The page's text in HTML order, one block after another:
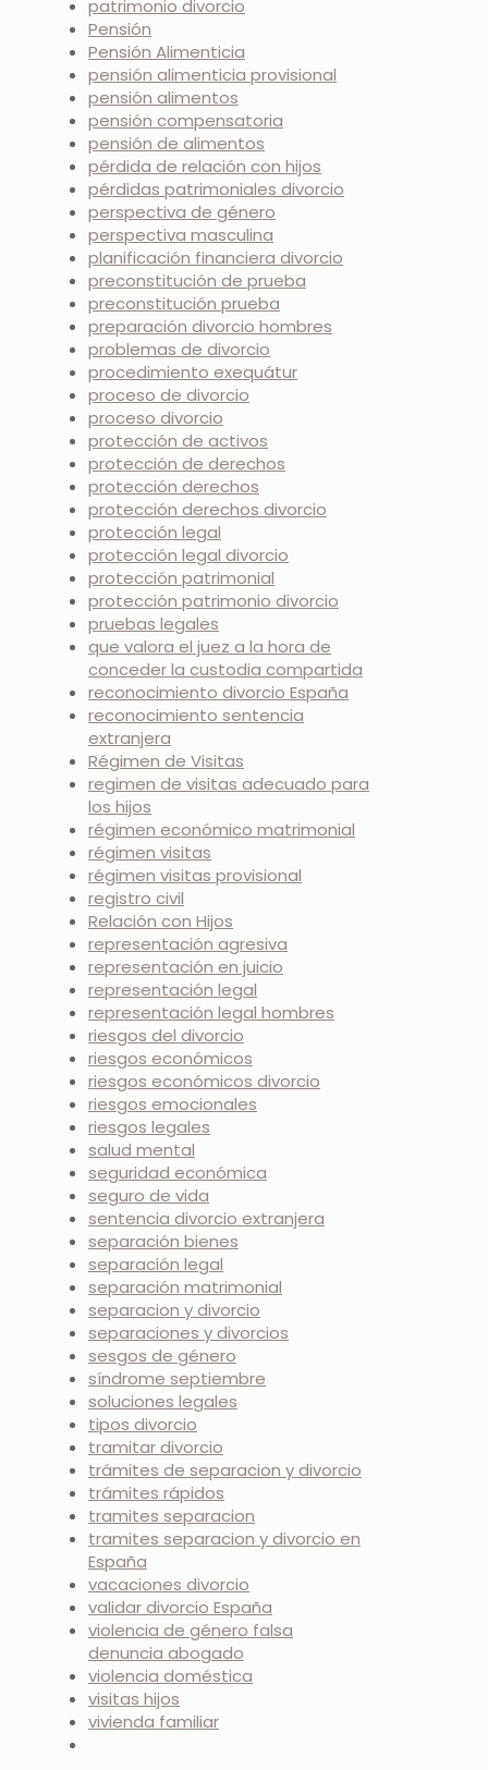
patrimonio divorcio
Pensión
Pensión Alimenticia
pensión alimenticia provisional
pensión alimentos
pensión compensatoria
pensión de alimentos
pérdida de relación con hijos
pérdidas patrimoniales divorcio
perspectiva de género
perspectiva masculina
planificación financiera divorcio
preconstitución de prueba
preconstitución prueba
preparación divorcio hombres
problemas de divorcio
procedimiento exequátur
proceso de divorcio
proceso divorcio
protección de activos
protección de derechos
protección derechos
protección derechos divorcio
protección legal
protección legal divorcio
protección patrimonial
protección patrimonio divorcio
pruebas legales
que valora el juez a la hora de
conceder la custodia compartida
reconocimiento divorcio España
reconocimiento sentencia
extranjera
Régimen de Visitas
regimen de visitas adecuado para
los hijos
régimen económico matrimonial
régimen visitas
régimen visitas provisional
registro civil
Relación con Hijos
representación agresiva
representación en juicio
representación legal
representación legal hombres
riesgos del divorcio
riesgos económicos
riesgos económicos divorcio
riesgos emocionales
riesgos legales
salud mental
seguridad económica
seguro de vida
sentencia divorcio extranjera
separación bienes
separación legal
separación matrimonial
separacion y divorcio
separaciones y divorcios
sesgos de género
síndrome septiembre
soluciones legales
tipos divorcio
tramitar divorcio
trámites de separacion y divorcio
trámites rápidos
tramites separacion
tramites separacion y divorcio en
España
vacaciones divorcio
validar divorcio España
violencia de género falsa
denuncia abogado
violencia doméstica
visitas hijos
vivienda familiar